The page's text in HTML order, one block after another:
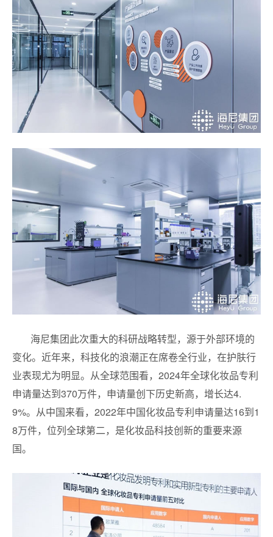
海尼集团此次重大的科研战略转型，源于外部环境的
变化。近年来，科技化的浪潮正在席卷全行业，在护肤行
业表现尤为明显。从全球范围看，2024年全球化妆品专利
申请量达到370万件，申请量创下历史新高，增长达4.
9%。从中国来看，2022年中国化妆品专利申请量达16到1
8万件，位列全球第二，是化妆品科技创新的重要来源
国。